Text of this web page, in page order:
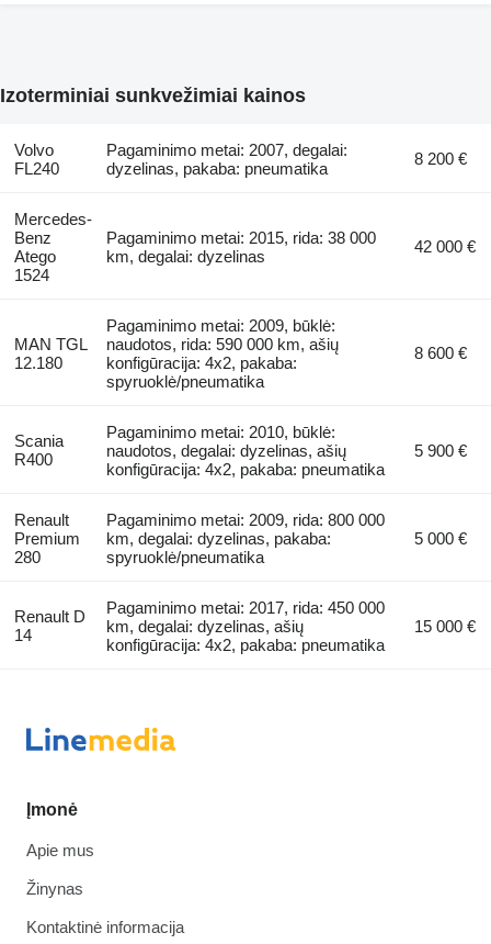
Izoterminiai sunkvežimiai kainos
Volvo
FL240
Pagaminimo metai: 2007, degalai:
dyzelinas, pakaba: pneumatika
8 200 €
Mercedes-
Benz
Atego
1524
Pagaminimo metai: 2015, rida: 38 000
km, degalai: dyzelinas
42 000 €
MAN TGL
12.180
Pagaminimo metai: 2009, būklė:
naudotos, rida: 590 000 km, ašių
konfigūracija: 4x2, pakaba:
spyruoklė/pneumatika
8 600 €
Scania
R400
Pagaminimo metai: 2010, būklė:
naudotos, degalai: dyzelinas, ašių
konfigūracija: 4x2, pakaba: pneumatika
5 900 €
Renault
Premium
280
Pagaminimo metai: 2009, rida: 800 000
km, degalai: dyzelinas, pakaba:
spyruoklė/pneumatika
5 000 €
Renault D
14
Pagaminimo metai: 2017, rida: 450 000
km, degalai: dyzelinas, ašių
konfigūracija: 4x2, pakaba: pneumatika
15 000 €
Įmonė
Apie mus
Žinynas
Kontaktinė informacija